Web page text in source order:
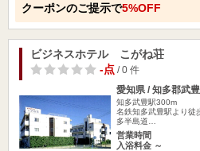
クーポンのご提示で5%OFF
ビジネスホテル こがね荘
-点/ 0 件
愛知県 / 知多郡武
知多武豊駅300m
名鉄知多武豊駅より
多半島道…
営業時間
入浴料金 ～